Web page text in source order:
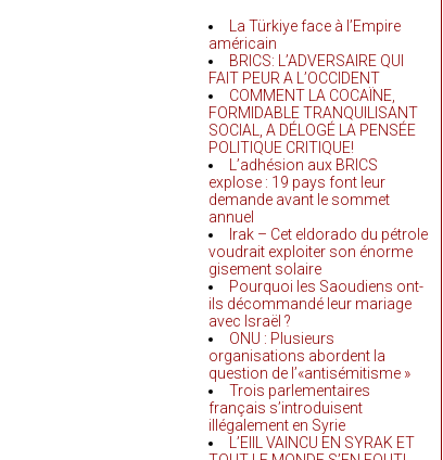
La Türkiye face à l’Empire
américain
BRICS: L’ADVERSAIRE QUI
FAIT PEUR A L’OCCIDENT
COMMENT LA COCAÏNE,
FORMIDABLE TRANQUILISANT
SOCIAL, A DÉLOGÉ LA PENSÉE
POLITIQUE CRITIQUE!
L’adhésion aux BRICS
explose : 19 pays font leur
demande avant le sommet
annuel
Irak – Cet eldorado du pétrole
voudrait exploiter son énorme
gisement solaire
Pourquoi les Saoudiens ont-
ils décommandé leur mariage
avec Israël ?
ONU : Plusieurs
organisations abordent la
question de l’«antisémitisme »
Trois parlementaires
français s’introduisent
illégalement en Syrie
L’EIIL VAINCU EN SYRAK ET